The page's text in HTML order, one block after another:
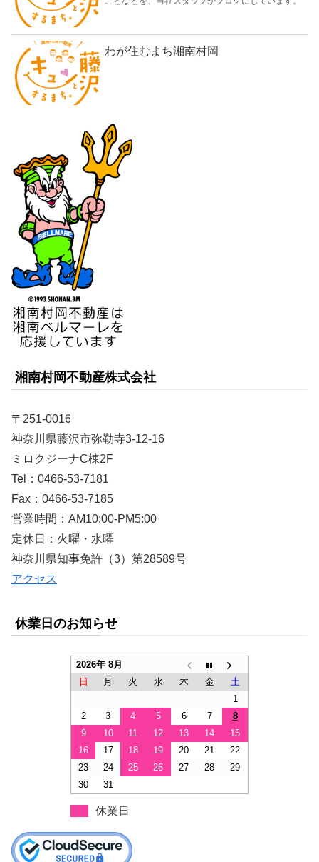
わが住むまち湘南村岡
湘南村岡不動産株式会社
〒251-0016
神奈川県藤沢市弥勒寺3-12-16
ミロクジーナC棟2F
Tel：0466-53-7181
Fax：0466-53-7185
営業時間：AM10:00-PM5:00
定休日：火曜・水曜
神奈川県知事免許（3）第28589号
アクセス
休業日のお知らせ
2026年 8月
日
月 火 水 木 金
土
1
2
3 4 5 6 7
8
9
10 11 12 13 14
15
16
17 18 19 20 21
22
23
24 25 26 27 28
29
30
31
休業日